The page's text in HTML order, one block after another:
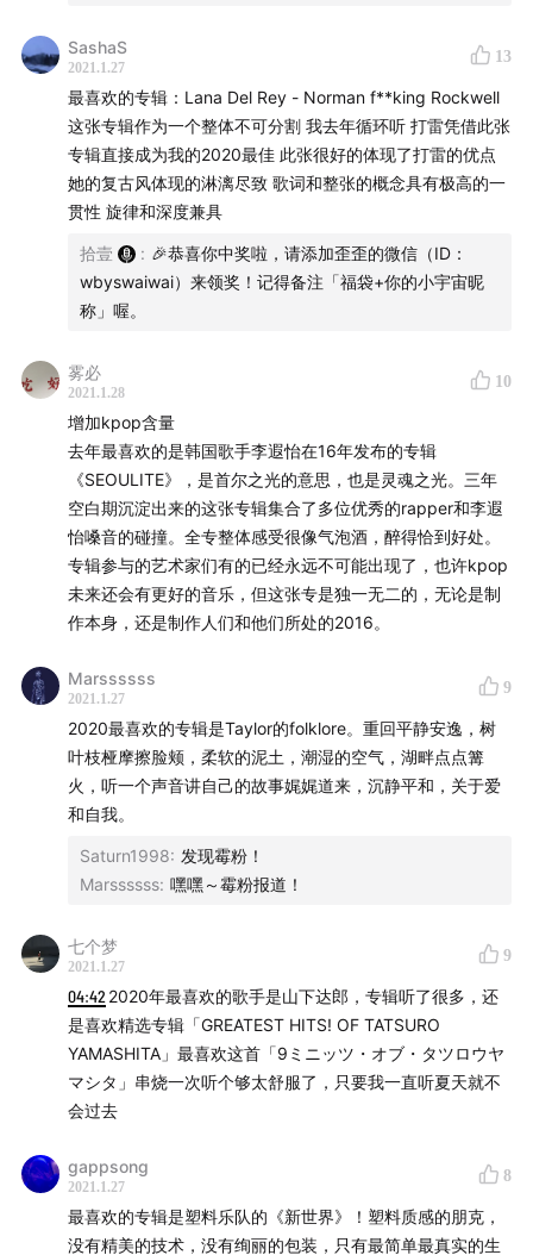
:)
🎧 背景音乐
– Kid Wave – I’m Trying to Break Your Heart
🕕 时间轴
快来参加 2021 播客福袋计划！（活动介绍、参加
方法）
05:28第一个月就这么过去了
06:17
日本饶舌歌手 KID FRESINO 的专辑《20, Stop
it.》
15:00另类电子嘻哈音乐人 Ashnikko 新专辑
《Demidevil》
21:35R&B 歌手 Jazmine Sullivan 时隔 6 年的新专辑
《Heaux Tales(Explicit)》
27:11乐队 hue 的第一张同名专辑
34:04最近最惊喜的发现——陈婧霏首张全词曲创作同
名专辑
の風》
48:51活动「彩蛋福袋」的获取方式
51:26结尾
📎 节目介绍
「Vibration 歪波音室」是一档以「音乐爱好者、乐迷」
让你能听到更多的、更丰富的音乐。
主播：拾壹
🎯 商务、媒体合作：添加微信 rdlswl23333，请备注
来意
📬 如果有任何问题或反馈，欢迎评论留言或发电子邮件
至：relic_ice@icloud.com
🥚彩蛋
除了播客福袋之外，我们还有 5 个「彩蛋福袋」，每个福
SashaS
2021.1.27
13
最喜欢的专辑：Lana Del Rey - Norman f**king Rockwell
这张专辑作为一个整体不可分割 我去年循环听 打雷凭借此张
专辑直接成为我的2020最佳 此张很好的体现了打雷的优点
她的复古风体现的淋漓尽致 歌词和整张的概念具有极高的一
贯性 旋律和深度兼具
拾壹 : 🎉恭喜你中奖啦，请添加歪歪的微信（ID：
wbyswaiwai）来领奖！记得备注「福袋+你的小宇宙昵
称」喔。
雾必
2021.1.28
10
增加kpop含量
去年最喜欢的是韩国歌手李遐怡在16年发布的专辑
《SEOULITE》，是首尔之光的意思，也是灵魂之光。三年
空白期沉淀出来的这张专辑集合了多位优秀的rapper和李遐
怡嗓音的碰撞。全专整体感受很像气泡酒，醉得恰到好处。
专辑参与的艺术家们有的已经永远不可能出现了，也许kpop
未来还会有更好的音乐，但这张专是独一无二的，无论是制
作本身，还是制作人们和他们所处的2016。
Marssssss
2021.1.27
9
2020最喜欢的专辑是Taylor的folklore。重回平静安逸，树
叶枝桠摩擦脸颊，柔软的泥土，潮湿的空气，湖畔点点篝
火，听一个声音讲自己的故事娓娓道来，沉静平和，关于爱
和自我。
Saturn1998: 发现霉粉！
Marssssss: 嘿嘿～霉粉报道！
七个梦
2021.1.27
9
04:42 2020年最喜欢的歌手是山下达郎，专辑听了很多，还
是喜欢精选专辑「GREATEST HITS! OF TATSURO
YAMASHITA」最喜欢这首「9ミニッツ・オブ・タツロウヤ
マシタ」串烧一次听个够太舒服了，只要我一直听夏天就不
会过去
gappsong
2021.1.27
8
最喜欢的专辑是塑料乐队的《新世界》！塑料质感的朋克，
没有精美的技术，没有绚丽的包装，只有最简单最真实的生